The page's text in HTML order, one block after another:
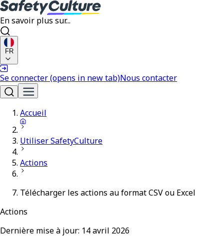
En savoir plus sur...
FR
Se connecter(opens in new tab)Nous contacter
Accueil
Utiliser SafetyCulture
Actions
Télécharger les actions au format CSV ou Excel
Actions
Dernière mise à jour: 14 avril 2026